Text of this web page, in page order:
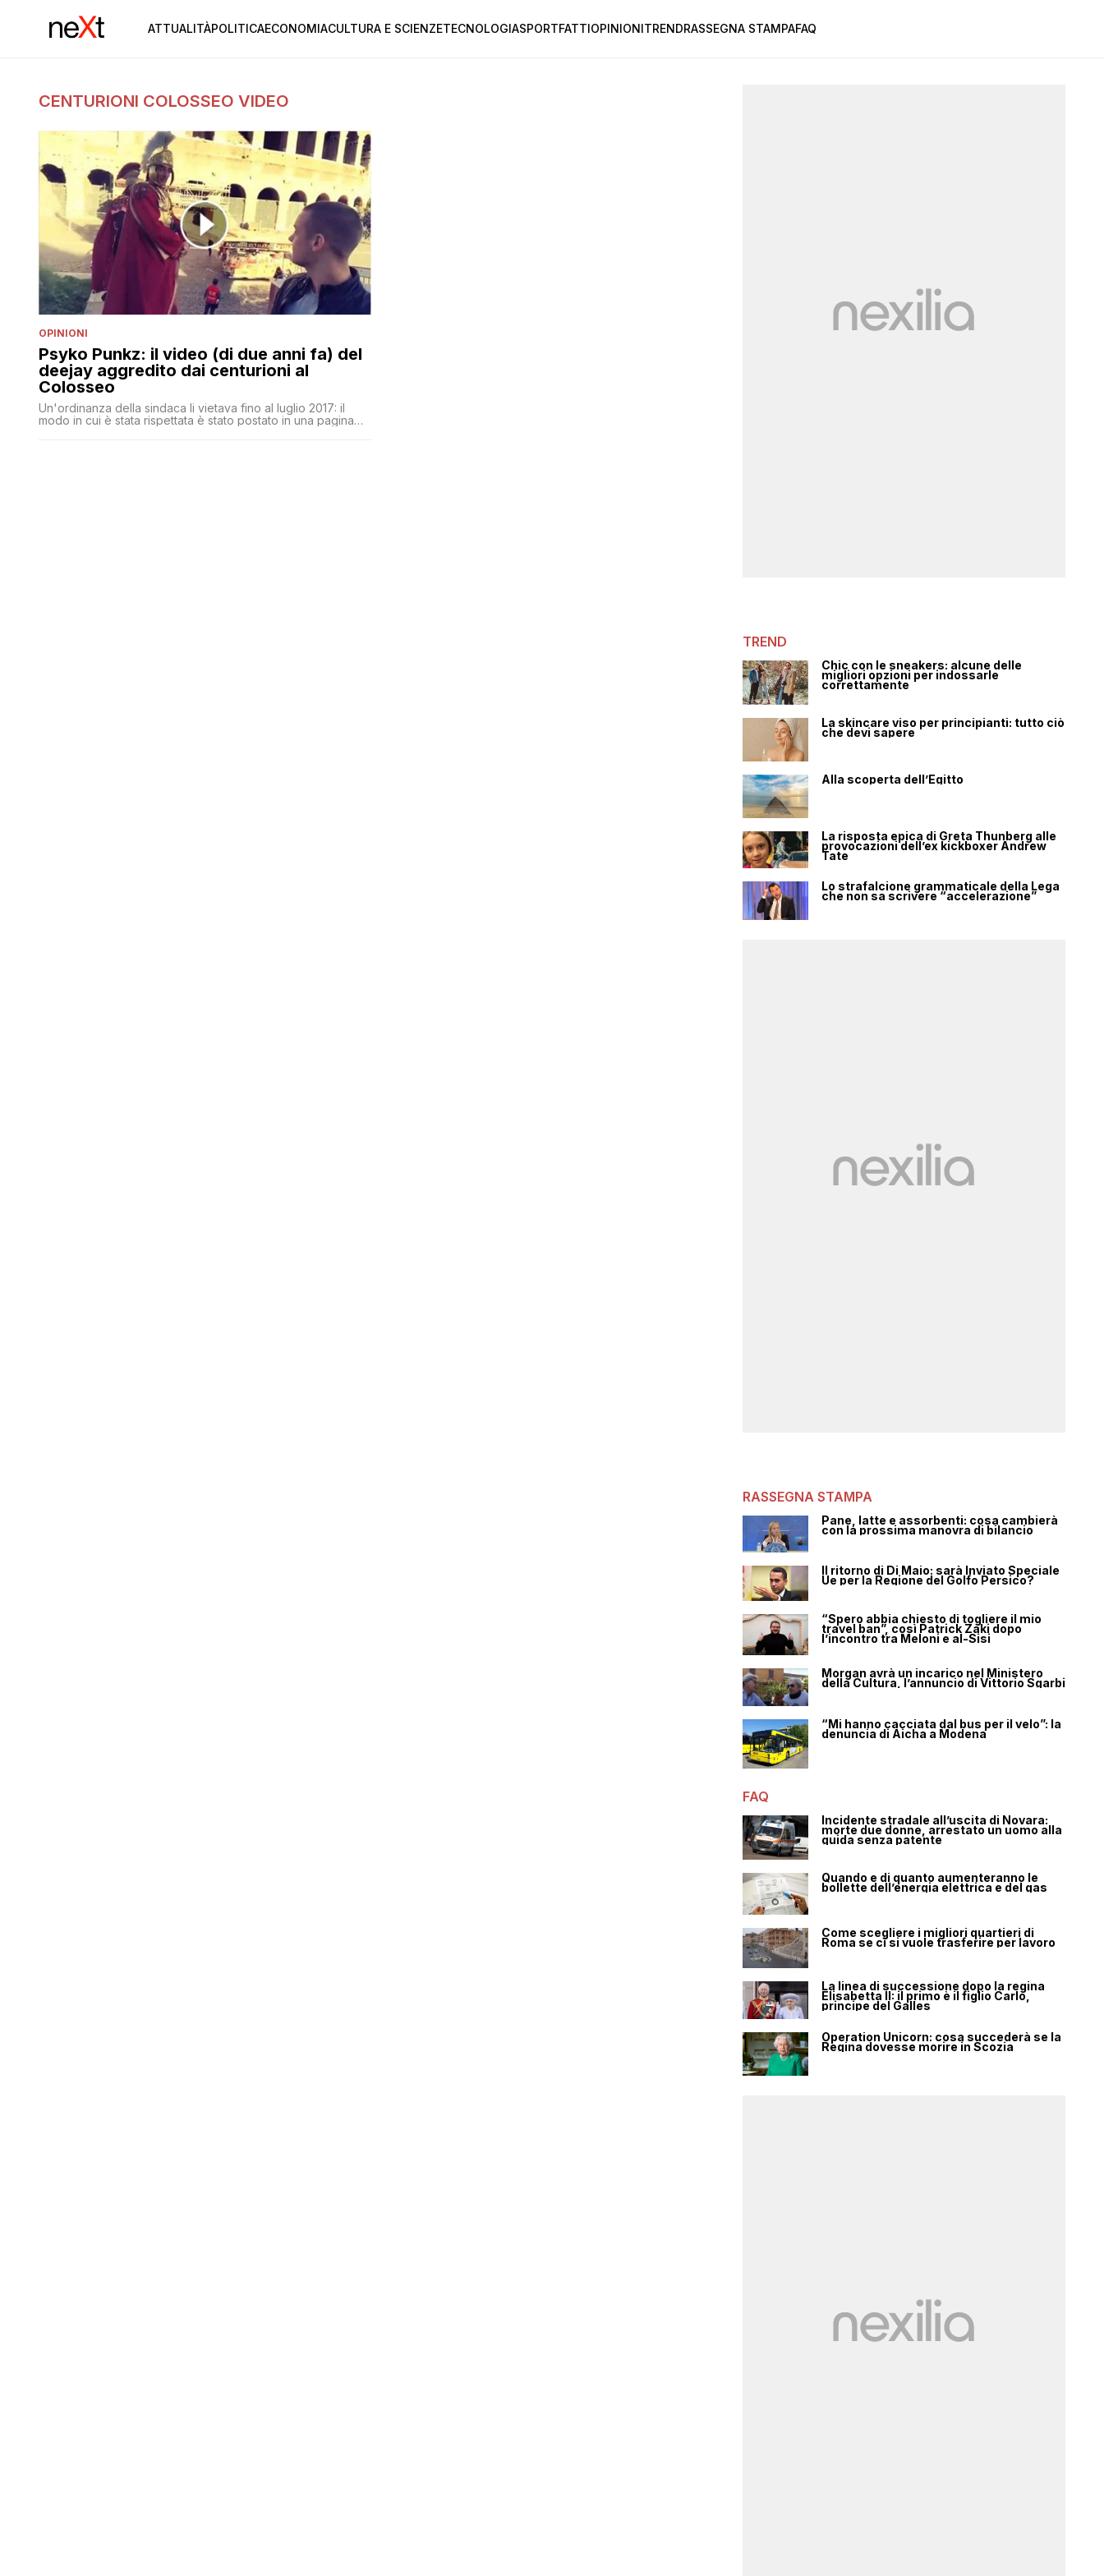
ATTUALITÀPOLITICAECONOMIACULTURA E SCIENZETECNOLOGIASPORTFATTIOPINIONITRENDRASSEGNA STAMPAFAQ
CENTURIONI COLOSSEO VIDEO
OPINIONI
Psyko Punkz: il video (di due anni fa) del
deejay aggredito dai centurioni al
Colosseo
Un'ordinanza della sindaca li vietava fino al luglio 2017: il
modo in cui è stata rispettata è stato postato in una pagina
TREND
Chic con le sneakers: alcune delle
migliori opzioni per indossarle
correttamente
La skincare viso per principianti: tutto ciò
che devi sapere
Alla scoperta dell’Egitto
La risposta epica di Greta Thunberg alle
provocazioni dell’ex kickboxer Andrew
Tate
Lo strafalcione grammaticale della Lega
che non sa scrivere “accelerazione”
RASSEGNA STAMPA
Pane, latte e assorbenti: cosa cambierà
con la prossima manovra di bilancio
Il ritorno di Di Maio: sarà Inviato Speciale
Ue per la Regione del Golfo Persico?
“Spero abbia chiesto di togliere il mio
travel ban”, così Patrick Zaki dopo
l’incontro tra Meloni e al-Sisi
Morgan avrà un incarico nel Ministero
della Cultura, l’annuncio di Vittorio Sgarbi
“Mi hanno cacciata dal bus per il velo”: la
denuncia di Aicha a Modena
FAQ
Incidente stradale all’uscita di Novara:
morte due donne, arrestato un uomo alla
guida senza patente
Quando e di quanto aumenteranno le
bollette dell’energia elettrica e del gas
Come scegliere i migliori quartieri di
Roma se ci si vuole trasferire per lavoro
La linea di successione dopo la regina
Elisabetta II: il primo è il figlio Carlo,
principe del Galles
Operation Unicorn: cosa succederà se la
Regina dovesse morire in Scozia